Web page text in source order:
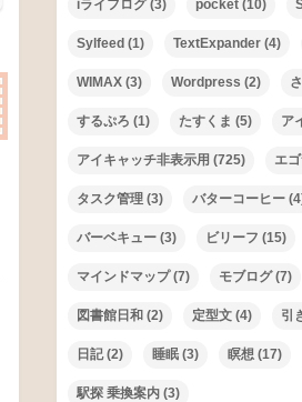
iライフログ (3) pocket (10)
Sylfeed (1) TextExpander (4)
WIMAX (3) Wordpress (2)
するぷろ (1) たすくま (5) ア
アイキャッチ非表示用 (725) エ
タスク管理 (3) バターコーヒー
バーベキュー (3) ビリーフ (15)
マインドマップ(7) モブログ(7)
図書館日和 (2) 定型文 (4) 引
日記(2) 睡眠 (3) 瞑想 (17)
駅探 乗換案内 (3)